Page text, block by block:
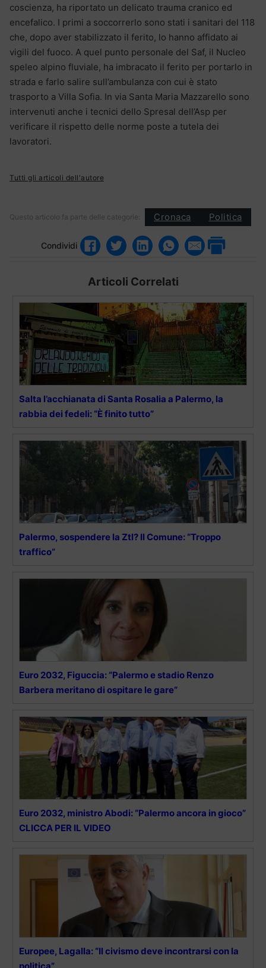
coscienza, ha riportato un delicato trauma cranico ed
encefalico. I primi a soccorrerlo sono stati i sanitari del 118
che, dopo aver stabilizzato il ferito, lo hanno affidato ai
vigili del fuoco. A quel punto personale del Saf, il Nucleo
speleo alpino fluviale, ha imbracato il ferito per portarlo in
strada e farlo salire sull’ambulanza con cui è stato
trasporto a Villa Sofia. In via Santa Maria Mazzarello sono
intervenuti anche i tecnici dello Spresal dell’Asp per
verificare il rispetto delle norme poste a tutela dei
lavoratori.
Tutti gli articoli dell'autore
Questo articolo fa parte delle categorie: Cronaca Politica
Condividi
Articoli Correlati
Salta l’acchianata di Santa Rosalia a Palermo, la
rabbia dei fedeli: “È finito tutto”
Palermo, sospendere la Ztl? Il Comune: “Troppo
traffico”
Euro 2032, Figuccia: “Palermo e stadio Renzo
Barbera meritano di ospitare le gare”
Euro 2032, ministro Abodi: “Palermo ancora in gioco”
CLICCA PER IL VIDEO
Europee, Lagalla: “Il civismo deve incontrarsi con la